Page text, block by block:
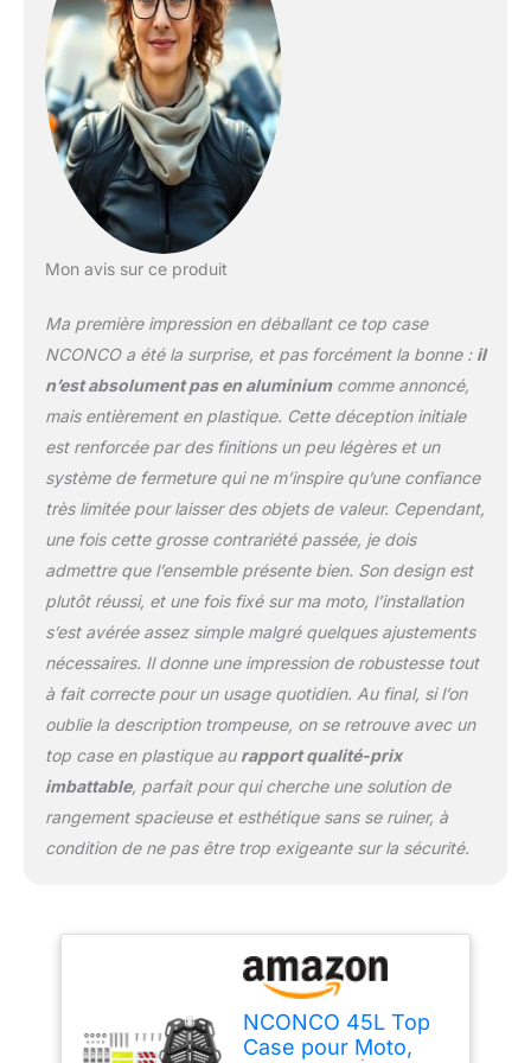
changements de temps.
Matériaux de haute
qualité et durabilité :
Fabriqué en alliage
d'aluminium durable, ce
bagage pour moto offre
une excellente résistance
à l'eau et à la corrosion.
rembourrage
vos effets personnels.
Topcase moto spacieux :
dimensions extérieures
de la valise de 41 x 33 x
35 cm, une capacité
généreuse de 45 L, un
poids de 7,8 kg et une
capacité de charge
maximale de 110 lbs, ce
qui le rend idéal pour le
stockage sécurisé de
divers objets. Rangement
polyvalent et sûr : ce
coffre arrière de moto
multifonctionnel offre
une résistance aux
intempéries toute la
journée et un excellent
système de rangement.
Avec une capacité de 45
plus encore. Équipé
d'une serrure de
sécurité, il peut
également être utilisé
comme valise de voyage
Mon avis sur ce produit
Ma première impression en déballant ce top case
NCONCO a été la surprise, et pas forcément la bonne : il
n’est absolument pas en aluminiumcomme annoncé,
mais entièrement en plastique. Cette déception initiale
est renforcée par des finitions un peu légères et un
système de fermeture qui ne m’inspire qu’une confiance
très limitée pour laisser des objets de valeur. Cependant,
une fois cette grosse contrariété passée, je dois
admettre que l’ensemble présente bien. Son design est
plutôt réussi, et une fois fixé sur ma moto, l’installation
s’est avérée assez simple malgré quelques ajustements
nécessaires. Il donne une impression de robustesse tout
à fait correcte pour un usage quotidien. Au final, si l’on
oublie la description trompeuse, on se retrouve avec un
top case en plastique au rapport qualité-prix
imbattable, parfait pour qui cherche une solution de
rangement spacieuse et esthétique sans se ruiner, à
condition de ne pas être trop exigeante sur la sécurité.
NCONCO 45L Top
Case pour Moto,